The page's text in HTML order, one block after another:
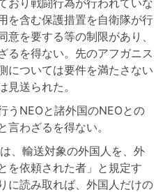
を含む保護措置を自衛隊が行
意を要する等の制限があり、
るを得ない。先のアフガニス
については要件を満たさない
見送られた。
うNEOと諸外国のNEOとの
言わざるを得ない。
、輸送対象の外国人を、外
を依頼された者」と規定す
に読み取れば、外国人だけの